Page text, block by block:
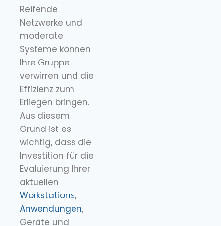
Reifende
Netzwerke und
moderate
Systeme können
Ihre Gruppe
verwirren und die
Effizienz zum
Erliegen bringen.
Aus diesem
Grund ist es
wichtig, dass die
Investition für die
Evaluierung Ihrer
aktuellen
Workstations,
Anwendungen,
Geräte und